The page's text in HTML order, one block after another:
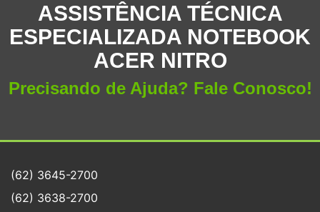
ASSISTÊNCIA TÉCNICA
ESPECIALIZADA NOTEBOOK
ACER NITRO
Precisando de Ajuda? Fale Conosco!
(62) 3645-2700
(62) 3638-2700